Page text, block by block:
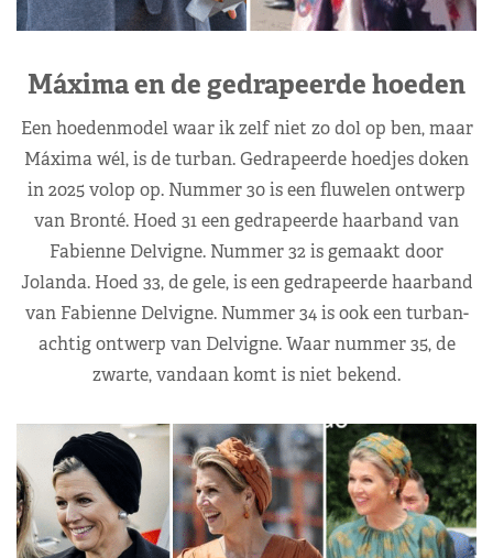
Máxima en de gedrapeerde hoeden
Een hoedenmodel waar ik zelf niet zo dol op ben, maar
Máxima wél, is de turban. Gedrapeerde hoedjes doken
in 2025 volop op. Nummer 30 is een fluwelen ontwerp
van Bronté. Hoed 31 een gedrapeerde haarband van
Fabienne Delvigne. Nummer 32 is gemaakt door
Jolanda. Hoed 33, de gele, is een gedrapeerde haarband
van Fabienne Delvigne. Nummer 34 is ook een turban-
achtig ontwerp van Delvigne. Waar nummer 35, de
zwarte, vandaan komt is niet bekend.